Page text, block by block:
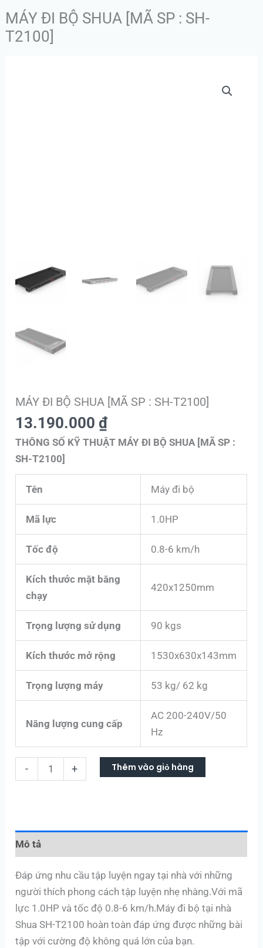
MÁY ĐI BỘ SHUA [MÃ SP : SH-
T2100]
MÁY ĐI BỘ SHUA [MÃ SP : SH-T2100]
13.190.000₫
THÔNG SỐ KỸ THUẬT MÁY ĐI BỘ SHUA [MÃ SP :
SH-T2100]
Tên Máy đi bộ
Mã lực 1.0HP
Tốc độ 0.8-6 km/h
Kích thước mặt băng
chạy
420x1250mm
Trọng lượng sử dụng 90 kgs
Kích thước mở rộng 1530x630x143mm
Trọng lượng máy 53 kg/ 62 kg
Năng lượng cung cấp
AC 200-240V/50
Hz
- + Thêm vào giỏ hàng
Mô tả
Đáp ứng nhu cầu tập luyện ngay tại nhà với những
người thích phong cách tập luyện nhẹ nhàng.Với mã
lực 1.0HP và tốc độ 0.8-6 km/h.Máy đi bộ tại nhà
Shua SH-T2100 hoàn toàn đáp ứng được những bài
tập với cường độ không quá lớn của bạn.